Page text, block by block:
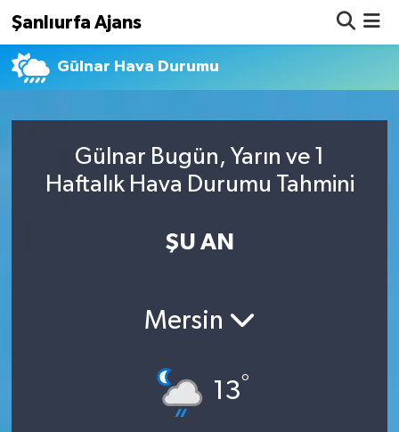
Şanlıurfa Ajans
Gülnar Hava Durumu
Gülnar Bugün, Yarın ve 1
Haftalık Hava Durumu Tahmini
ŞU AN
Mersin
13°
Nöbetçi Eczaneler
Namaz Vakitleri
Süper Lig Puan Durumu ve Fikstür